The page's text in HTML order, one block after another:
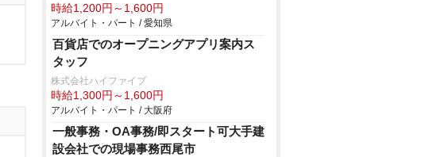
時給1,200円～1,600円
アルバイト・パート / 愛知県
百貨店でのオープニングアプリ案内ス
タッフ
株式会社ハイファイブ
時給1,300円～1,600円
アルバイト・パート / 大阪府
一般事務・OA事務/即スタート可大手建
設会社での現場事務西尾市